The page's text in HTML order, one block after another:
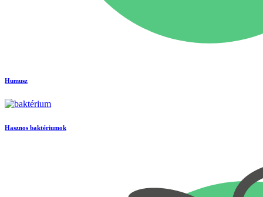
Humusz
Hasznos baktériumok